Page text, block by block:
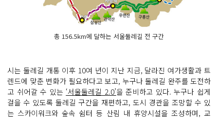
총 156.5km에 달하는 서울둘레길 전 구간
시는 둘레길 개통 이후 10여 년이 지난 지금, 달라진 여가생활과 트
렌드에 맞춘 변화가 필요하다고 보고, 누구나 둘레길 완주를 도전하
고 쉬어갈 수 있는 ‘서울둘레길 2.0’을 준비하고 있다. 누구나 쉽게
걸을 수 있도록 둘레길 구간을 재편하고, 도시 경관을 조망할 수 있
는 스카이워크와 숲속 쉼터 등 산림 내 휴양시설을 조성하며, 교